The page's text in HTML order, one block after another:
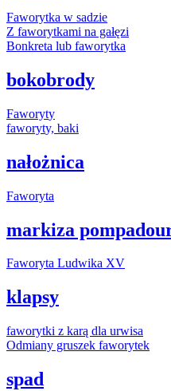
Faworytka w sadzie
Z faworytkami na gałęzi
Bonkreta lub faworytka
bokobrody
Faworyty
faworyty, baki
nałożnica
Faworyta
markiza
Faworyta Ludwika XV
klapsy
faworytki z karą dla urwisa
Odmiany gruszek faworytek
spad